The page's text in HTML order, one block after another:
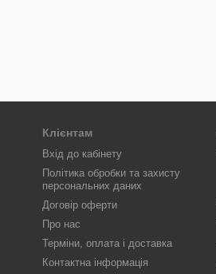
Клієнтам
Вхід до кабінету
Політика обробки та захисту
персональних даних
Договір оферти
Про нас
Терміни, оплата і доставка
Контактна інформація